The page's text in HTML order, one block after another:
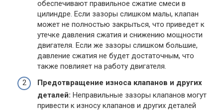
обеспечивают правильное сжатие смеси в
цилиндре. Если зазоры слишком малы, клапан
может не полностью закрыться, что приведет к
утечке давления сжатия и снижению мощности
двигателя. Если же зазоры слишком большие,
давление сжатия не будет достаточным, что
также повлияет на работу двигателя.
Предотвращение износа клапанов и других
деталей: Неправильные зазоры клапанов могут
привести к износу клапанов и других деталей